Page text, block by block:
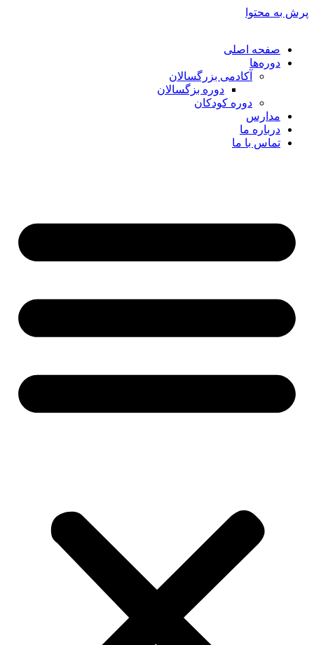
پرش به محتوا
صفحه اصلی
دوره‌ها
آکادمی بزرگسالان
دوره بزگسالان
دوره کودکان
مدارس
درباره ما
تماس با ما